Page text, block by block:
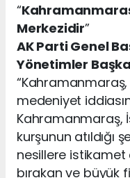
“
Merkezidir”
AK Parti Genel
Yönetimler
medeniyet
Kahramanmaraş,
kurşunun atıldığı
nesillere istikamet
bırakan ve büyük